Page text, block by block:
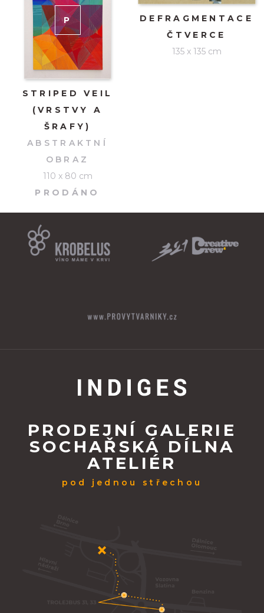
PRODÁNO
STRIPED VEIL
(VRSTVY A
ŠRAFY)
ABSTRAKTNÍ
OBRAZ
110 x 80 cm
PRODÁNO
DEFRAGMENTACE
ČTVERCE
135 x 135 cm
PRODEJNÍ GALERIE
SOCHAŘSKÁ DÍLNA
ATELIÉR
pod jednou střechou